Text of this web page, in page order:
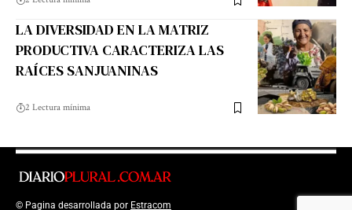
LA DIVERSIDAD EN LA MATRIZ
PRODUCTIVA CARACTERIZA LAS
RAÍCES SANJUANINAS
2 Lectura mínima
© Pagina desarrollada por Estracom